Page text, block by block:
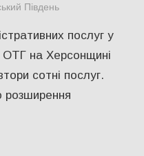
Південь
послуг у
ОТГ на Херсонщині
сотні послуг.
розширення